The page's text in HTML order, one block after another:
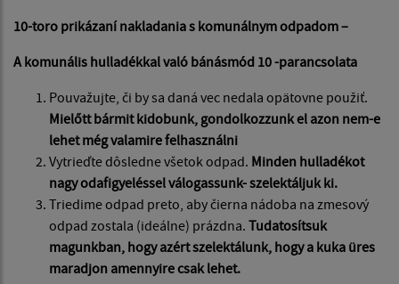
10-toro prikázaní nakladania s komunálnym odpadom –
A komunális hulladékkalvaló bánásmód 10 -parancsolata
Pouvažujte, či by sa daná vec nedala opätovne použiť.
Mielőtt bármit kidobunk, gondolkozzunk el azon nem-e
lehet még valamire felhasználni
Vytrieďte dôsledne všetok odpad. Minden hulladékot
nagy odafigyeléssel válogassunk- szelektáljuk ki.
Triedime odpad preto, aby čierna nádoba na zmesový
odpad zostala (ideálne) prázdna. Tudatosítsuk
magunkban, hogy azért szelektálunk, hogy a kuka üres
maradjon amennyire csak lehet.